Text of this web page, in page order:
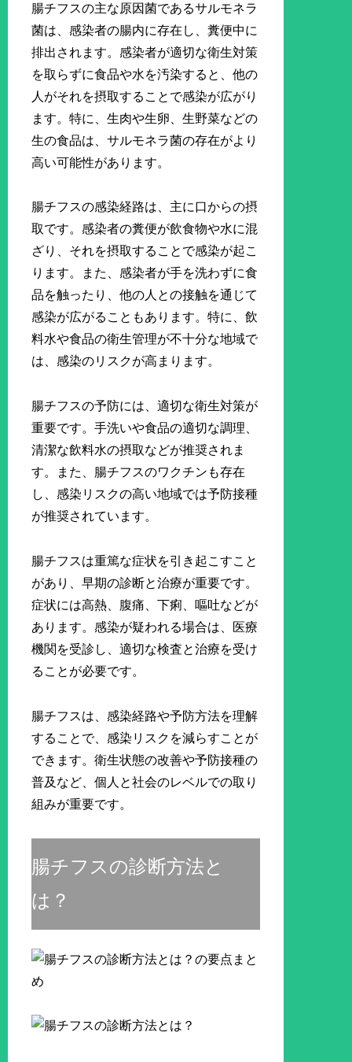
腸チフスの主な原因菌であるサルモネラ
菌は、感染者の腸内に存在し、糞便中に
排出されます。感染者が適切な衛生対策
を取らずに食品や水を汚染すると、他の
人がそれを摂取することで感染が広がり
ます。特に、生肉や生卵、生野菜などの
生の食品は、サルモネラ菌の存在がより
高い可能性があります。
腸チフスの感染経路は、主に口からの摂
取です。感染者の糞便が飲食物や水に混
ざり、それを摂取することで感染が起こ
ります。また、感染者が手を洗わずに食
品を触ったり、他の人との接触を通じて
感染が広がることもあります。特に、飲
料水や食品の衛生管理が不十分な地域で
は、感染のリスクが高まります。
腸チフスの予防には、適切な衛生対策が
重要です。手洗いや食品の適切な調理、
清潔な飲料水の摂取などが推奨されま
す。また、腸チフスのワクチンも存在
し、感染リスクの高い地域では予防接種
が推奨されています。
腸チフスは重篤な症状を引き起こすこと
があり、早期の診断と治療が重要です。
症状には高熱、腹痛、下痢、嘔吐などが
あります。感染が疑われる場合は、医療
機関を受診し、適切な検査と治療を受け
ることが必要です。
腸チフスは、感染経路や予防方法を理解
することで、感染リスクを減らすことが
できます。衛生状態の改善や予防接種の
普及など、個人と社会のレベルでの取り
組みが重要です。
腸チフスの診断方法と
は？